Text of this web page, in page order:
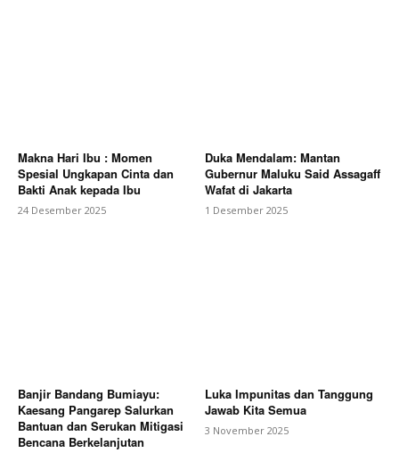
Makna Hari Ibu : Momen
Spesial Ungkapan Cinta dan
Bakti Anak kepada Ibu
24 Desember 2025
Duka Mendalam: Mantan
Gubernur Maluku Said Assagaff
Wafat di Jakarta
1 Desember 2025
Banjir Bandang Bumiayu:
Kaesang Pangarep Salurkan
Bantuan dan Serukan Mitigasi
Bencana Berkelanjutan
Luka Impunitas dan Tanggung
Jawab Kita Semua
3 November 2025